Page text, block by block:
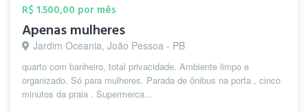
R$ 1.500,00 por mês
Apenas mulheres
Jardim Oceania, João Pessoa - PB
quarto com banheiro, total privacidade. Ambiente limpo e
organizado. Só para mulheres. Parada de ônibus na porta , cinco
minutos da praia . Supermerca...